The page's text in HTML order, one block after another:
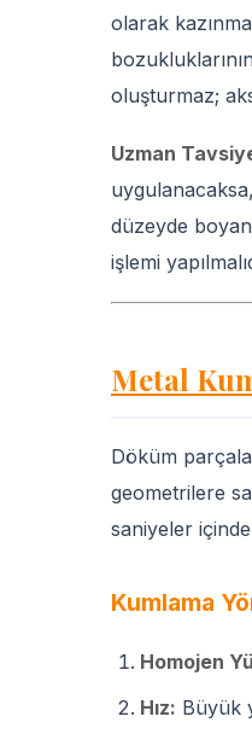
olarak
oluşturmaz;
Uzman
düzeyde
işlemi
Metal
Döküm
geometrilere
saniyeler
Kumlama
Homojen
Hız: Büyük